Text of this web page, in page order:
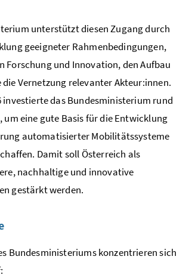
unterstützt diesen Zugang durch
geeigneter Rahmenbedingungen,
Forschung und Innovation, den Aufbau
die Vernetzung relevanter Akteur:innen.
investierte das Bundesministerium rund
um eine gute Basis für die Entwicklung
automatisierter Mobilitätssysteme
Damit soll Österreich als
nachhaltige und innovative
gestärkt werden.
Bundesministeriums konzentrieren sich